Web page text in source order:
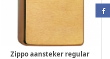
Zippo aansteker regular